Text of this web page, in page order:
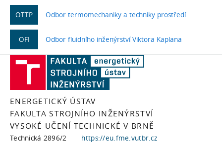
OTTP Odbor termomechaniky a techniky prostředí
OFI Odbor fluidního inženýrství Viktora Kaplana
ENERGETICKÝ ÚSTAV
FAKULTA STROJNÍHO INŽENÝRSTVÍ
VYSOKÉ UČENÍ TECHNICKÉ V BRNĚ
Technická 2896/2 https://eu.fme.vutbr.cz